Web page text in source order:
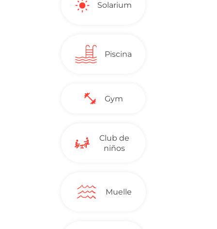
Solarium
Piscina
Gym
Club de
niños
Muelle